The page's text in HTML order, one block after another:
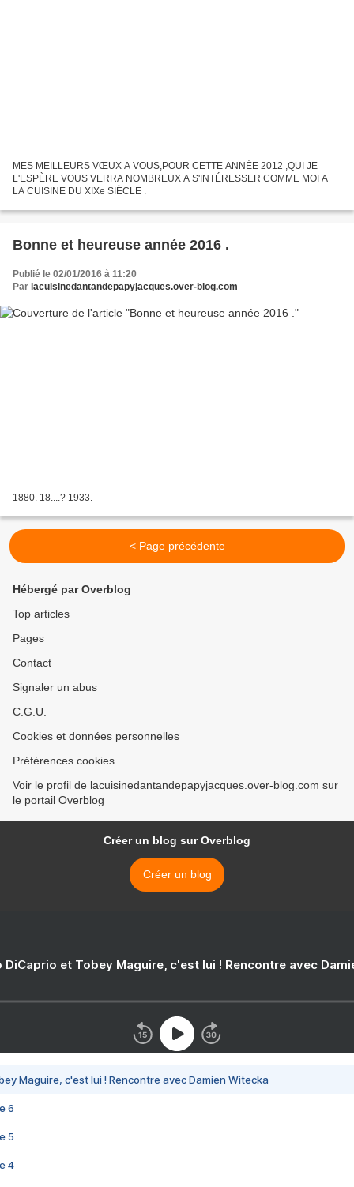
MES MEILLEURS VŒUX A VOUS,POUR CETTE ANNÉE 2012 ,QUI JE
L'ESPÈRE VOUS VERRA NOMBREUX A S'INTÉRESSER COMME MOI A
LA CUISINE DU XIXe SIÈCLE .
Bonne et heureuse année 2016 .
Publié le 02/01/2016 à 11:20
Par lacuisinedantandepapyjacques.over-blog.com
1880. 18....? 1933.
< Page précédente
Hébergé par Overblog
Top articles
Pages
Contact
Signaler un abus
C.G.U.
Cookies et données personnelles
Préférences cookies
Voir le profil de lacuisinedantandepapyjacques.over-blog.com sur
le portail Overblog
Créer un blog sur Overblog
Créer un blog
DiCaprio et Tobey Maguire, c'est lui ! Rencontre avec
Maguire, c'est lui ! Rencontre avec Damien Witecka
6
5
4